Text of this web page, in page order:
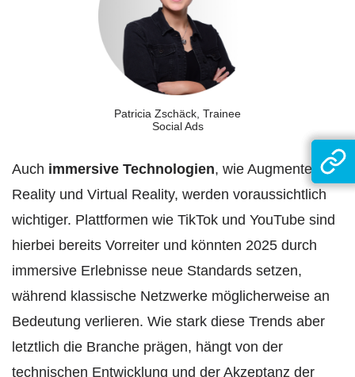
Patricia Zschäck, Trainee
Social Ads
Auch immersive Technologien, wie Augmented
Reality und Virtual Reality, werden voraussichtlich
wichtiger. Plattformen wie TikTok und YouTube sind
hierbei bereits Vorreiter und könnten 2025 durch
immersive Erlebnisse neue Standards setzen,
während klassische Netzwerke möglicherweise an
Bedeutung verlieren. Wie stark diese Trends aber
letztlich die Branche prägen, hängt von der
technischen Entwicklung und der Akzeptanz der